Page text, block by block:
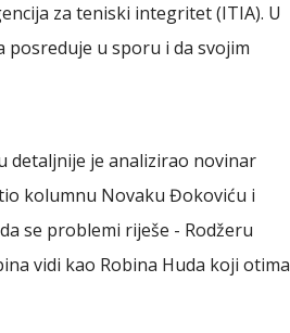
za teniski integritet (ITIA). U
posreduje u sporu i da svojim
detaljnije je analizirao novinar
kolumnu Novaku Đokoviću i
se problemi riješe - Rodžeru
vidi kao Robina Huda koji otima